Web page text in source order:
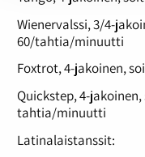
Wienervalssi, 3/4-
60/tahtia/minuutti
Foxtrot, 4-jakoinen,
Quickstep, 4-
tahtia/minuutti
Latinalaistanssit: